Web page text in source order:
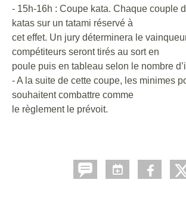
- 15h-16h : Coupe kata. Chaque couple
katas sur un tatami réservé à
cet effet. Un jury déterminera le
compétiteurs seront tirés au sort en
poule puis en tableau selon le nombre
- A la suite de cette coupe, les minimes
souhaitent combattre comme
le règlement le prévoit.